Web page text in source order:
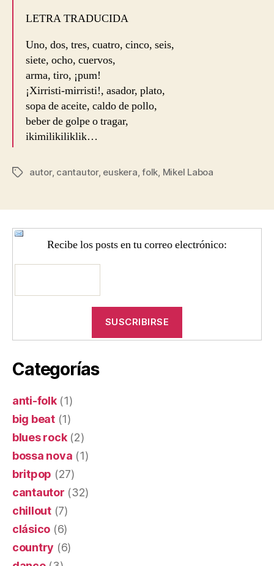
LETRA TRADUCIDA
Uno, dos, tres, cuatro, cinco, seis,
siete, ocho, cuervos,
arma, tiro, ¡pum!
¡Xirristi-mirristi!, asador, plato,
sopa de aceite, caldo de pollo,
beber de golpe o tragar,
ikimilikiliklik…
Etiquetas
autor, cantautor, euskera ,folk Mikel Laboa
Recibe los posts en tu correo electrónico:
Categorías
anti-folk(1)
big beat(1)
blues rock(2)
bossa nova (1)
britpop (27)
cantautor (32)
chillout(7)
clásico (6)
country (6)